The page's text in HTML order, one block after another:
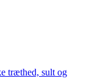
træthed, sult og